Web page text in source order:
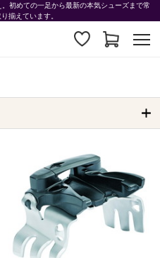
初めての一足から最新の本気シューズまで常
揃えています。